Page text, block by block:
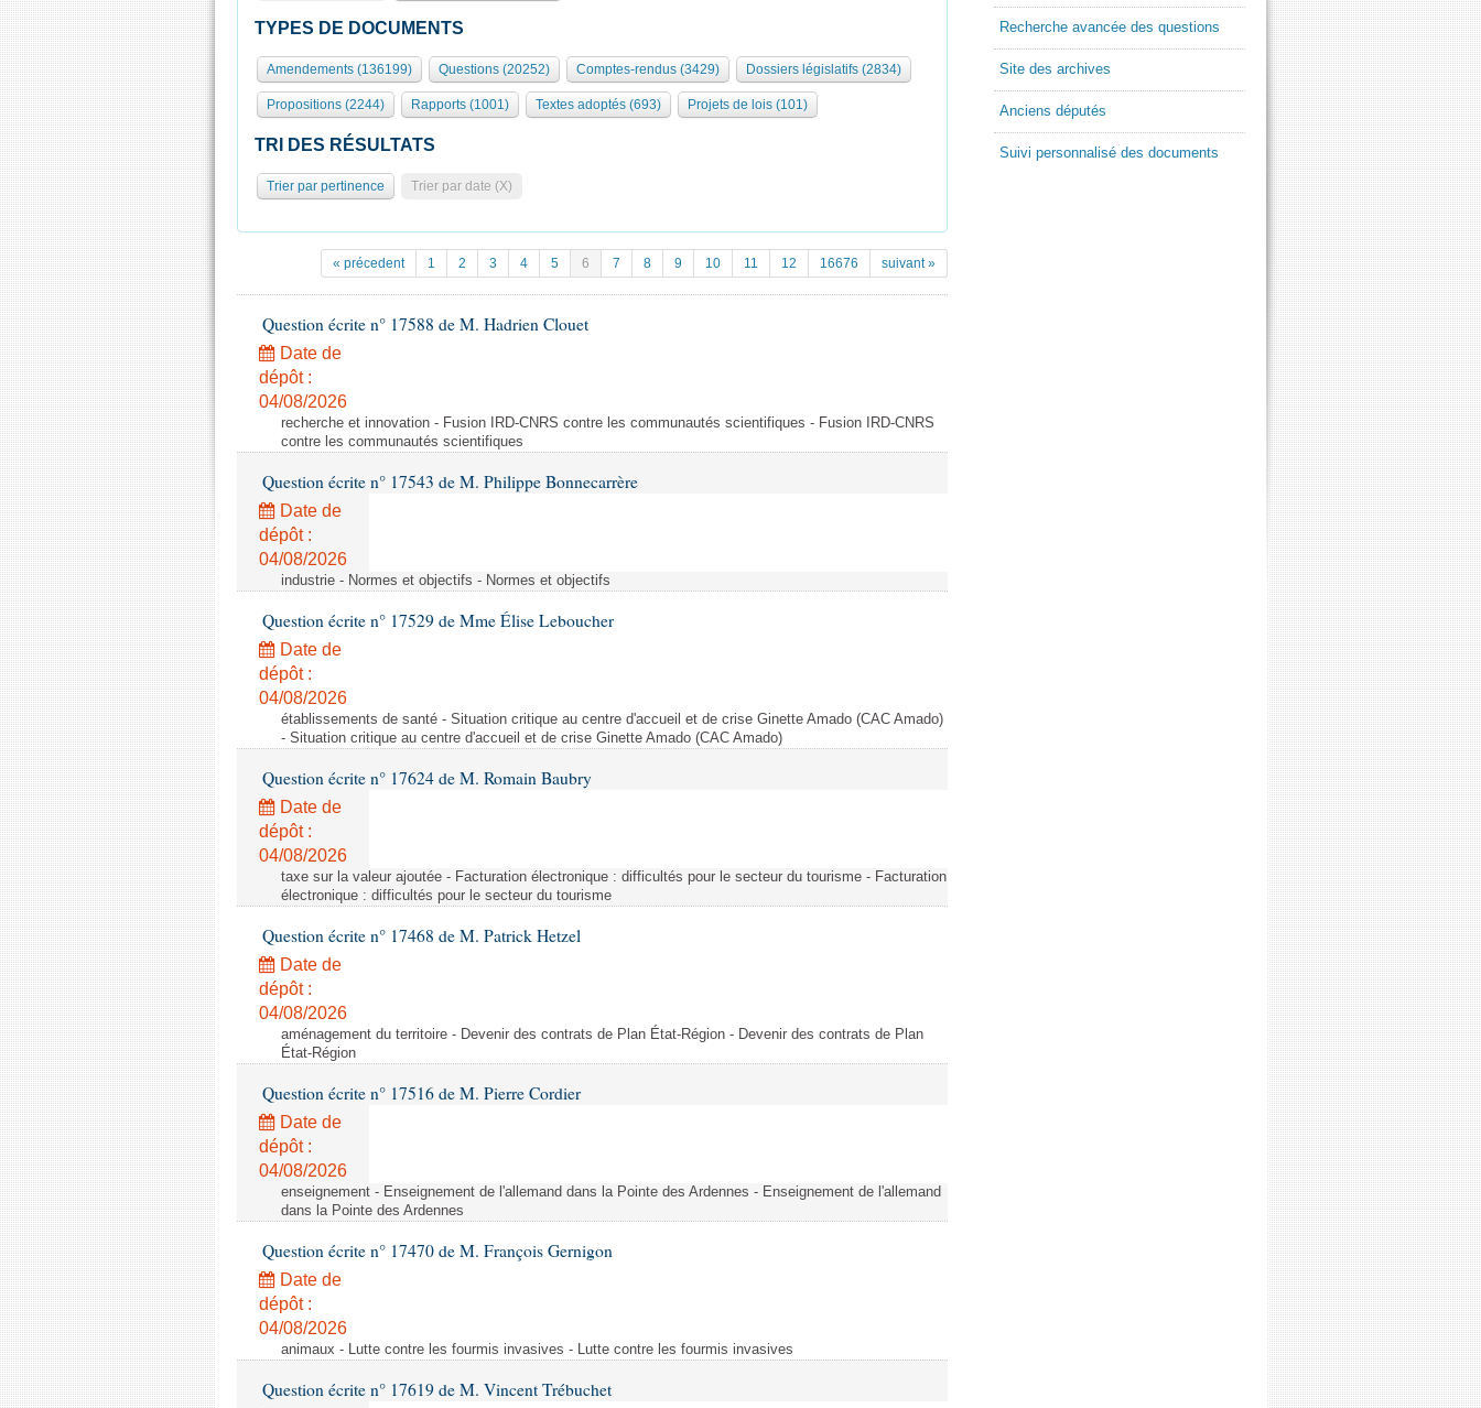
TYPES DE DOCUMENTS
Amendements (136199) Questions (20252) Comptes-rendus (3429) Dossiers législatifs (2834)
Propositions (2244) Rapports (1001) Textes adoptés (693) Projets de lois (101)
TRI DES RÉSULTATS
Trier par pertinence Trier par date (X)
« précedent 1 2 3 4 5 6 7 8 9 10 11 12 16676 suivant »
Question écrite n° 17588 de M. Hadrien Clouet
Date de
dépôt :
04/08/2026
recherche et innovation - Fusion IRD-CNRS contre les communautés scientifiques - Fusion IRD-CNRS
contre les communautés scientifiques
Question écrite n° 17543 de M. Philippe Bonnecarrère
Date de
dépôt :
04/08/2026
industrie - Normes et objectifs - Normes et objectifs
Question écrite n° 17529 de Mme Élise Leboucher
Date de
dépôt :
04/08/2026
établissements de santé - Situation critique au centre d'accueil et de crise Ginette Amado (CAC Amado)
- Situation critique au centre d'accueil et de crise Ginette Amado (CAC Amado)
Question écrite n° 17624 de M. Romain Baubry
Date de
dépôt :
04/08/2026
taxe sur la valeur ajoutée - Facturation électronique : difficultés pour le secteur du tourisme - Facturation
électronique : difficultés pour le secteur du tourisme
Question écrite n° 17468 de M. Patrick Hetzel
Date de
dépôt :
04/08/2026
aménagement du territoire - Devenir des contrats de Plan État-Région - Devenir des contrats de Plan
État-Région
Question écrite n° 17516 de M. Pierre Cordier
Date de
dépôt :
04/08/2026
enseignement - Enseignement de l'allemand dans la Pointe des Ardennes - Enseignement de l'allemand
dans la Pointe des Ardennes
Question écrite n° 17470 de M. François Gernigon
Date de
dépôt :
04/08/2026
animaux - Lutte contre les fourmis invasives - Lutte contre les fourmis invasives
Question écrite n° 17619 de M. Vincent Trébuchet
Recherche avancée des questions
Site des archives
Anciens députés
Suivi personnalisé des documents